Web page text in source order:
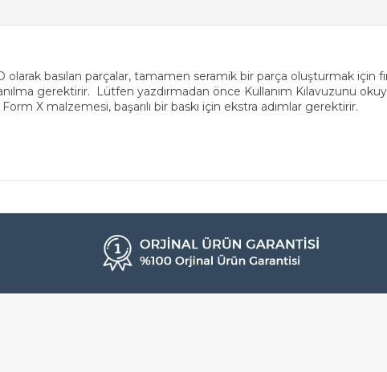
basılan parçalar, tamamen seramik bir parça oluşturmak için
gerektirir. Lütfen yazdırmadan önce Kullanım Kılavuzunu
X malzemesi, başarılı bir baskı için ekstra adımlar gerektirir.